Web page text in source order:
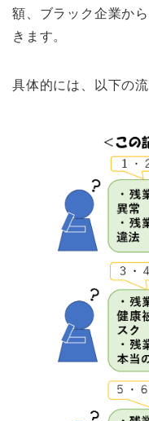
額、ブラック企業か
きます。
具体的には、以下の